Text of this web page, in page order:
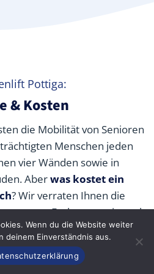
Pottiga:
& Kosten
die Mobilität von Senioren
Menschen jeden
vier Wänden sowie in
Aberwas kostet ein
? Wir verraten Ihnen die
unserer Fachpartner je nach
Kosten durch Zuschüsse,
senken können.
Wenn du die Website weiter
deinem Einverständnis aus.